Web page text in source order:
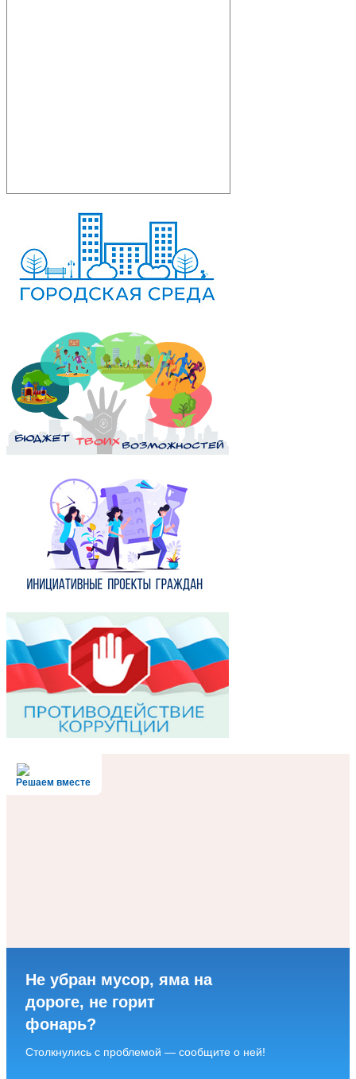
Решаем вместе
Не убран мусор, яма на
дороге, не горит
фонарь?
Столкнулись с проблемой — сообщите о ней!